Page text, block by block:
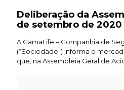
Deliberação da
de setembro de 2020
A GamaLife – Companhia de
(“Sociedade”) informa o
que, na Assembleia Geral de